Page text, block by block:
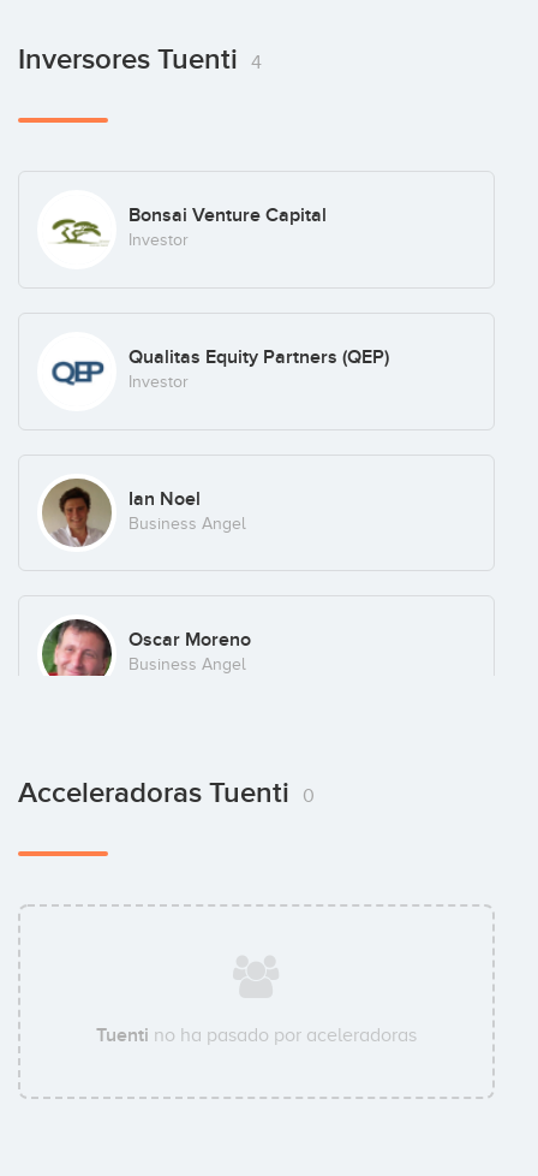
Antonio Robert
COO
Inversores Tuenti 4
Bonsai Venture Capital
Investor
Qualitas Equity Partners (QEP)
Investor
Ian Noel
Business Angel
Oscar Moreno
Business Angel
Acceleradoras Tuenti 0
Tuenti no ha pasado por aceleradoras